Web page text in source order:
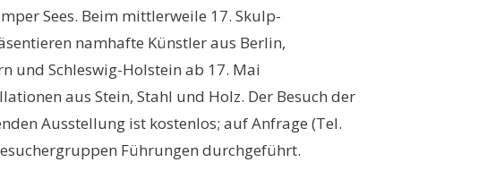
Sees. Beim mittlerweile 17. Skulp-
namhafte Künstler aus Berlin,
und Schleswig-Holstein ab 17. Mai
aus Stein, Stahl und Holz. Der Besuch der
Ausstellung ist kostenlos; auf Anfrage (Tel.
Führungen durchgeführt.